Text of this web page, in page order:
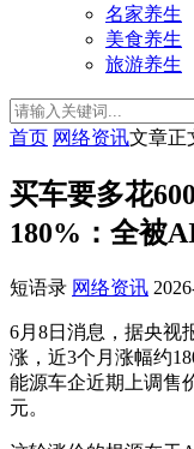
名家养生
美食养生
旅游养生
首页 网络资讯文章正
买车要多花
180%：全被
短语录 网络资讯
6月8日消息，据央视
涨，近3个月涨幅约
能源车企近期上调售
元。